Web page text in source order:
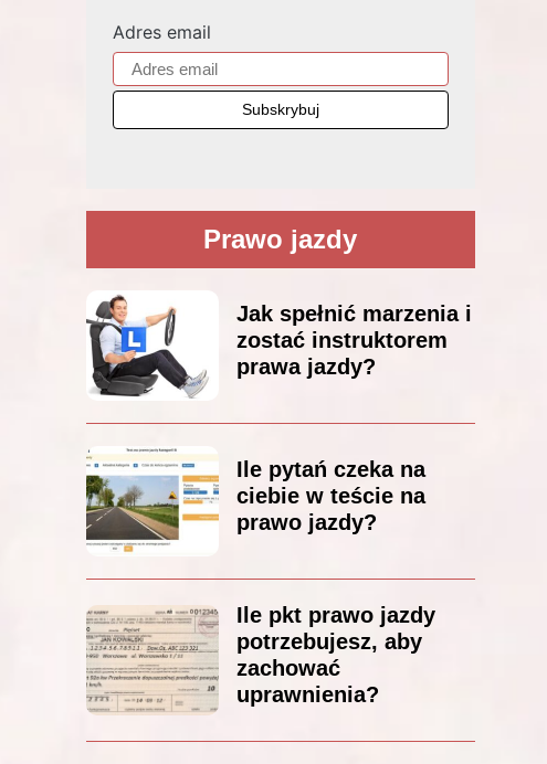
Adres email
Prawo jazdy
Jak spełnić marzenia i
zostać instruktorem
prawa jazdy?
Ile pytań czeka na
ciebie w teście na
prawo jazdy?
Ile pkt prawo jazdy
potrzebujesz, aby
zachować
uprawnienia?